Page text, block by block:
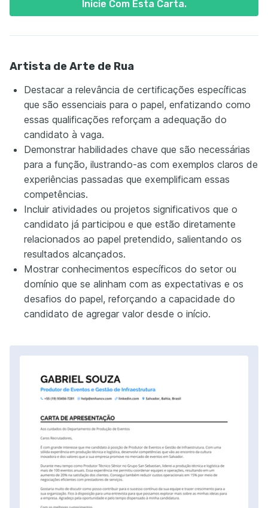
Inicie Com Esta Carta.
Artista de Arte de Rua
Destacar a relevância de certificações específicas
que são essenciais para o papel, enfatizando como
essas qualificações reforçam a adequação do
candidato à vaga.
Demonstrar habilidades chave que são necessárias
para a função, ilustrando-as com exemplos claros de
experiências passadas que exemplificam essas
competências.
Incluir atividades ou projetos significativos que o
candidato já participou e que estão diretamente
relacionados ao papel pretendido, salientando os
resultados alcançados.
Mostrar conhecimentos específicos do setor ou
domínio que se alinham com as expectativas e os
desafios do papel, reforçando a capacidade do
candidato de agregar valor desde o início.